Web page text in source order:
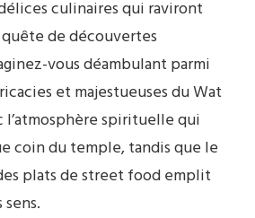
culinaires qui raviront
de découvertes
vous déambulant parmi
et majestueuses du Wat
l’atmosphère spirituelle qui
coin du temple, tandis que le
plats de street food emplit